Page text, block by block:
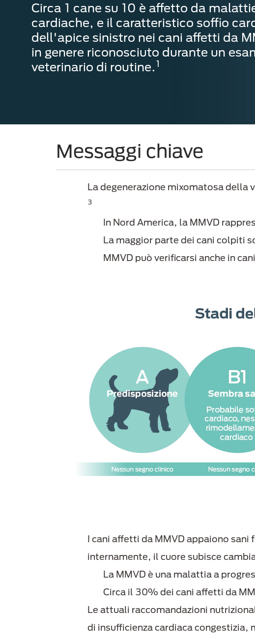
Circa 1 cane su 10 è affetto da
cardiache, e il caratteristico soffio
dell'apice sinistro nei cani affetti da
in genere riconosciuto durante un
veterinario di routine.1
Messaggi chiave
La degenerazione mixomatosa della
3
In Nord America, la MMVD
La maggior parte dei cani colpiti
MMVD può verificarsi anche in
I cani affetti da MMVD appaiono
internamente, il cuore subisce
La MMVD è una malattia a
Circa il 30% dei cani affetti da
Le attuali raccomandazioni
di insufficienza cardiaca congestizia,